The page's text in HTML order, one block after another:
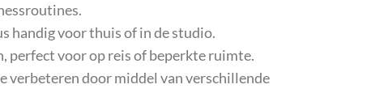
handig voor thuis of in de studio.
perfect voor op reis of beperkte ruimte.
door middel van verschillende